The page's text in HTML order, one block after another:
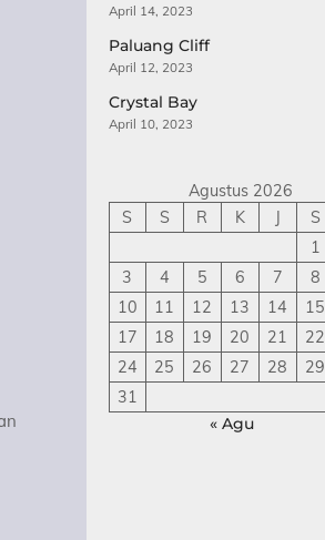
April 14, 2023
Paluang Cliff
April 12, 2023
Crystal Bay
April 10, 2023
Agustus 2026
S
S R K J S
1
3
4 5 6 7 8
10
11 12 13 14 15
17
18 19 20 21 22
24
25 26 27 28 29
31
« Agu